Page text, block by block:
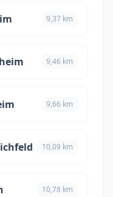
9,37 km
9,46 km
9,66 km
10,09 km
10,78 km